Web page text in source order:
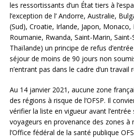
les ressortissants d’un État tiers à
l’exception de l’ Andorre, Australie,
(Sud), Croatie, Irlande, Japon,
Roumanie, Rwanda, Saint-Marin, Saint-
Thaïlande) un principe de refus
séjour de moins de 90 jours non
n’entrant pas dans le cadre d’un travail
Au 14 janvier 2021, aucune zone
des régions à risque de l’OFSP. Il
vérifier la liste en vigueur avant
voyageurs en provenance des zones à
l’Office fédéral de la santé publique